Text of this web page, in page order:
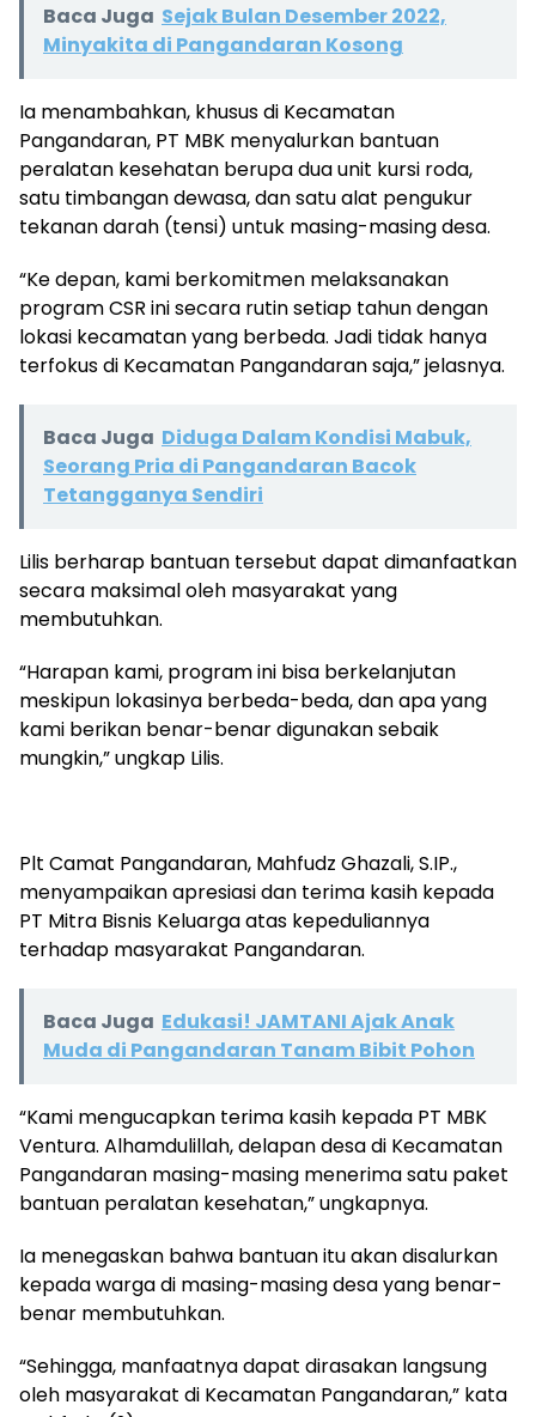
Baca Juga Sejak Bulan Desember 2022,
Minyakita di Pangandaran Kosong
Ia menambahkan, khusus di Kecamatan
Pangandaran, PT MBK menyalurkan bantuan
peralatan kesehatan berupa dua unit kursi roda,
satu timbangan dewasa, dan satu alat pengukur
tekanan darah (tensi) untuk masing-masing desa.
“Ke depan, kami berkomitmen melaksanakan
program CSR ini secara rutin setiap tahun dengan
lokasi kecamatan yang berbeda. Jadi tidak hanya
terfokus di Kecamatan Pangandaran saja,” jelasnya.
Baca Juga Diduga Dalam Kondisi Mabuk,
Seorang Pria di Pangandaran Bacok
Tetangganya Sendiri
Lilis berharap bantuan tersebut dapat dimanfaatkan
secara maksimal oleh masyarakat yang
membutuhkan.
“Harapan kami, program ini bisa berkelanjutan
meskipun lokasinya berbeda-beda, dan apa yang
kami berikan benar-benar digunakan sebaik
mungkin,” ungkap Lilis.
Plt Camat Pangandaran, Mahfudz Ghazali, S.IP.,
menyampaikan apresiasi dan terima kasih kepada
PT Mitra Bisnis Keluarga atas kepeduliannya
terhadap masyarakat Pangandaran.
Baca Juga Edukasi! JAMTANI Ajak Anak
Muda di Pangandaran Tanam Bibit Pohon
“Kami mengucapkan terima kasih kepada PT MBK
Ventura. Alhamdulillah, delapan desa di Kecamatan
Pangandaran masing-masing menerima satu paket
bantuan peralatan kesehatan,” ungkapnya.
Ia menegaskan bahwa bantuan itu akan disalurkan
kepada warga di masing-masing desa yang benar-
benar membutuhkan.
“Sehingga, manfaatnya dapat dirasakan langsung
oleh masyarakat di Kecamatan Pangandaran,” kata